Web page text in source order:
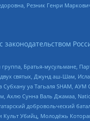
Резник Генри
Братья-мусульмане,
святых, Джунд аш-Шам,
уа Тагьаля SHAM,
Ахлю Сунна Валь Джамаа,
добровольческий
Культ Убийц, Молодёжь